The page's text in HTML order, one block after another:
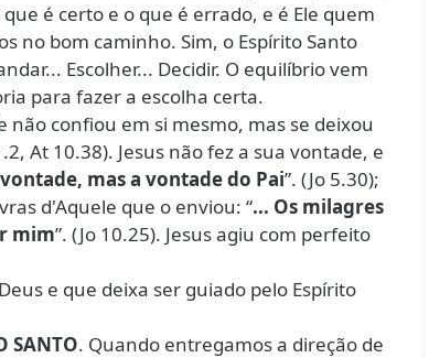
é certo e o que é errado, e é Ele quem
no bom caminho. Sim, o Espírito Santo
Escolher... Decidir. O equilíbrio vem
para fazer a escolha certa.
não confiou em si mesmo, mas se deixou
At 10.38). Jesus não fez a sua vontade, e
mas a vontade do Pai”. (Jo 5.30);
d'Aquele que o enviou: “... Os milagres
mim”. (Jo 10.25). Jesus agiu com perfeito
e que deixa ser guiado pelo Espírito
SANTO. Quando entregamos a direção de